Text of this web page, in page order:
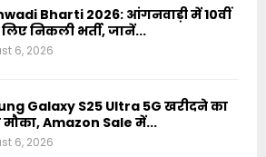
Bharti 2026: आंगनवाड़ी में 10वीं
निकली भर्ती, जानें...
6, 2026
Galaxy S25 Ultra 5G खरीदने का
मौका, Amazon Sale में...
6, 2026